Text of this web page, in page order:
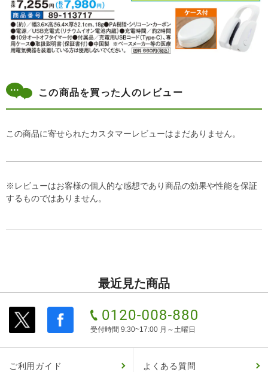
この商品を買った人のレビュー
この商品に寄せられたカスタマーレビューはまだありません。
※レビューはお客様の個人的な感想であり商品の効果や性能を保証
するものではありません。
最近見た商品
受付時間 9:30~17:00 月～土曜日
ご利用ガイド よくある質問